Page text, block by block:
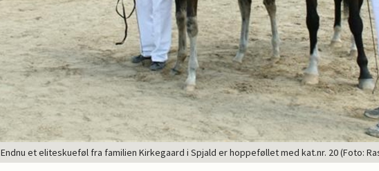
Endnu et eliteskueføl fra familien Kirkegaard i Spjald er hoppeføllet med kat.nr. 20 (Foto: